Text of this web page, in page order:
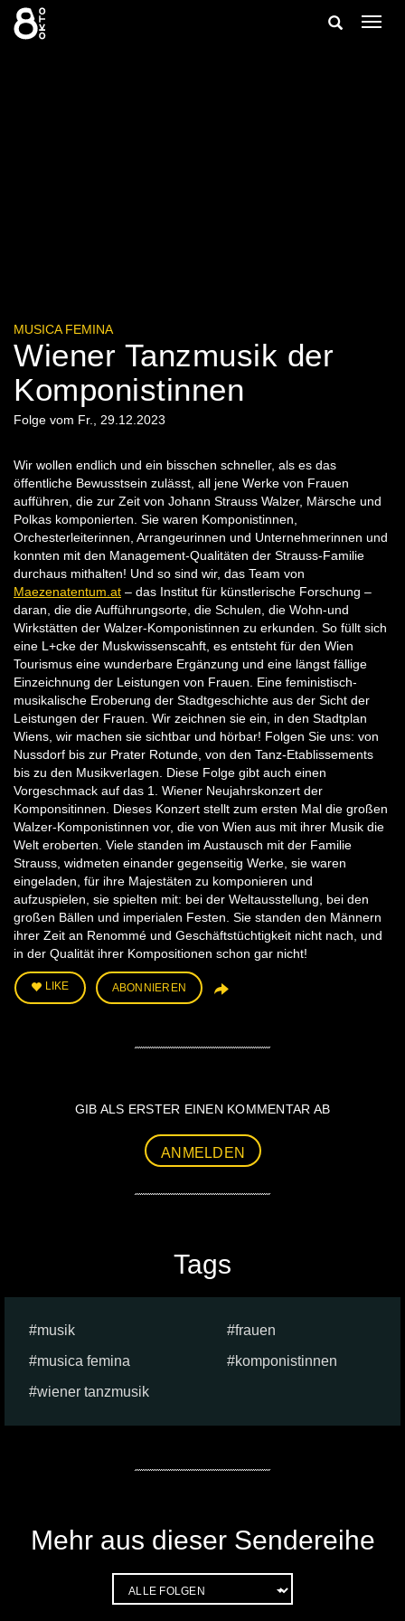
Zum
Inhalt
springen
Suche
MUSICA FEMINA
Wiener Tanzmusik der
Komponistinnen
Folge vom Fr., 29.12.2023
Wir wollen endlich und ein bisschen schneller, als es das
öffentliche Bewusstsein zulässt, all jene Werke von Frauen
aufführen, die zur Zeit von Johann Strauss Walzer, Märsche und
Polkas komponierten. Sie waren Komponistinnen,
Orchesterleiterinnen, Arrangeurinnen und Unternehmerinnen und
konnten mit den Management-Qualitäten der Strauss-Familie
durchaus mithalten! Und so sind wir, das Team von
Maezenatentum.at – das Institut für künstlerische Forschung –
daran, die die Aufführungsorte, die Schulen, die Wohn-und
Wirkstätten der Walzer-Komponistinnen zu erkunden. So füllt sich
eine L+cke der Muskwissenscahft, es entsteht für den Wien
Tourismus eine wunderbare Ergänzung und eine längst fällige
Einzeichnung der Leistungen von Frauen. Eine feministisch-
musikalische Eroberung der Stadtgeschichte aus der Sicht der
Leistungen der Frauen. Wir zeichnen sie ein, in den Stadtplan
Wiens, wir machen sie sichtbar und hörbar! Folgen Sie uns: von
Nussdorf bis zur Prater Rotunde, von den Tanz-Etablissements
bis zu den Musikverlagen. Diese Folge gibt auch einen
Vorgeschmack auf das 1. Wiener Neujahrskonzert der
Komponsitinnen. Dieses Konzert stellt zum ersten Mal die großen
Walzer-Komponistinnen vor, die von Wien aus mit ihrer Musik die
Welt eroberten. Viele standen im Austausch mit der Familie
Strauss, widmeten einander gegenseitig Werke, sie waren
eingeladen, für ihre Majestäten zu komponieren und
aufzuspielen, sie spielten mit: bei der Weltausstellung, bei den
großen Bällen und imperialen Festen. Sie standen den Männern
ihrer Zeit an Renommé und Geschäftstüchtigkeit nicht nach, und
in der Qualität ihrer Kompositionen schon gar nicht!
LIKE ABONNIEREN
GIB ALS ERSTER EINEN KOMMENTAR AB
ANMELDEN
Tags
musik
frauen
musica femina
komponistinnen
wiener tanzmusik
Mehr aus dieser Sendereihe